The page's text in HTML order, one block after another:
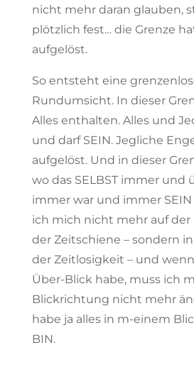
nicht mehr daran glauben,
plötzlich fest… die Grenze
aufgelöst.
So entsteht eine
Rundumsicht. In dieser
Alles enthalten. Alles und
und darf SEIN. Jegliche
aufgelöst. Und in dieser
wo das SELBST immer und
immer war und immer
ich mich nicht mehr auf der
der Zeitschiene – sondern
der Zeitlosigkeit – und
Über-Blick habe, muss ich
Blickrichtung nicht mehr
habe ja alles in m-einem
BIN.